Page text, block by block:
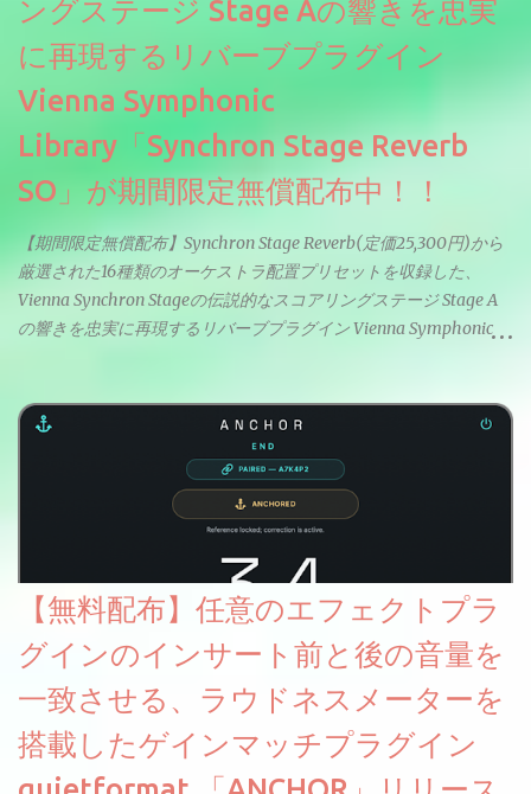
ングステージ Stage Aの響きを忠実
に再現するリバーブプラグイン
Vienna Symphonic
Library「Synchron Stage Reverb
SO」が期間限定無償配布中！！
【期間限定無償配布】Synchron Stage Reverb(定価25,300円)から
厳選された16種類のオーケストラ配置プリセットを収録した、
Vienna Synchron Stageの伝説的なスコアリングステージ Stage A
の響きを忠実に再現するリバーブプラグイン Vienna Symphonic
ージョンの制限がかなり緩和されていてより実用的。オーケスト
ラセッティングだけでなくボーカルミックスやピアノにも使えま
【無料配布】任意のエフェクトプラ
グインのインサート前と後の音量を
一致させる、ラウドネスメーターを
搭載したゲインマッチプラグイン